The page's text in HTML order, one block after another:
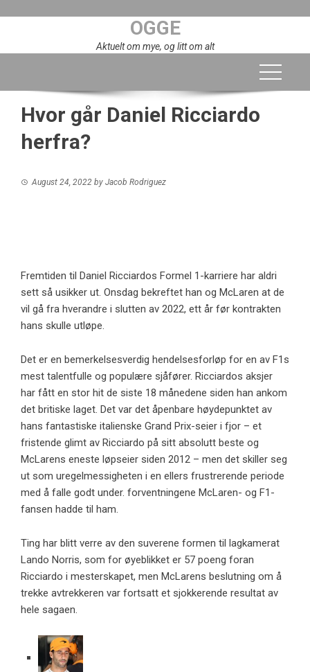
OGGE
Aktuelt om mye, og litt om alt
Hvor går Daniel Ricciardo
herfra?
August 24, 2022 by Jacob Rodriguez
Fremtiden til Daniel Ricciardos Formel 1-karriere har aldri
sett så usikker ut. Onsdag bekreftet han og McLaren at de
vil gå fra hverandre i slutten av 2022, ett år før kontrakten
hans skulle utløpe.
Det er en bemerkelsesverdig hendelsesforløp for en av F1s
mest talentfulle og populære sjåfører. Ricciardos aksjer
har fått en stor hit de siste 18 månedene siden han ankom
det britiske laget. Det var det åpenbare høydepunktet av
hans fantastiske italienske Grand Prix-seier i fjor – et
fristende glimt av Ricciardo på sitt absolutt beste og
McLarens eneste løpseier siden 2012 – men det skiller seg
ut som uregelmessigheten i en ellers frustrerende periode
med å falle godt under. forventningene McLaren- og F1-
fansen hadde til ham.
Ting har blitt verre av den suverene formen til lagkamerat
Lando Norris, som for øyeblikket er 57 poeng foran
Ricciardo i mesterskapet, men McLarens beslutning om å
trekke avtrekkeren var fortsatt et sjokkerende resultat av
hele sagaen.